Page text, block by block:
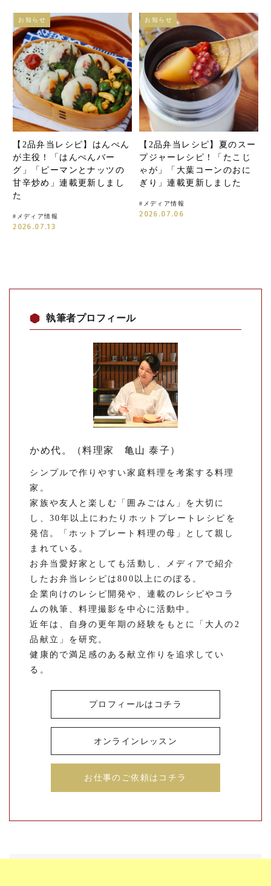
【2品弁当レシピ】はんぺん
が主役！「はんぺんバー
グ」「ピーマンとナッツの
甘辛炒め」連載更新しまし
た
# メディア情報
2026.07.13
お知らせ
【2品弁当レシピ】夏のスー
プジャーレシピ！「たこじ
ゃが」「大葉コーンのおに
ぎり」連載更新しました
# メディア情報
2026.07.06
お知らせ
執筆者プロフィール
かめ代。（料理家 亀山 泰子）
シンプルで作りやすい家庭料理を考案する料理
家。
家族や友人と楽しむ「囲みごはん」を大切に
し、30年以上にわたりホットプレートレシピを
発信。「ホットプレート料理の母」として親し
まれている。
お弁当愛好家としても活動し、メディアで紹介
したお弁当レシピは800以上にのぼる。
企業向けのレシピ開発や、連載のレシピやコラ
ムの執筆、料理撮影を中心に活動中。
近年は、自身の更年期の経験をもとに「大人の2
品献立」を研究。
健康的で満足感のある献立作りを追求してい
る。
プロフィールはコチラ
オンラインレッスン
お仕事のご依頼はコチラ